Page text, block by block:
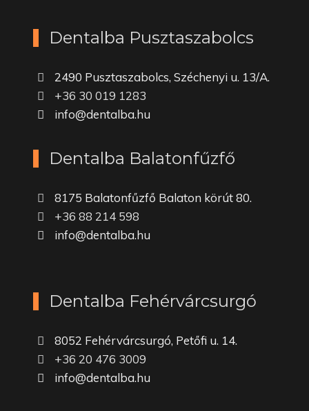
Dentalba Pusztaszabolcs
2490 Pusztaszabolcs, Széchenyi u. 13/A.
+36 30 019 1283
info@dentalba.hu
Dentalba Balatonfűzfő
8175 Balatonfűzfő Balaton körút 80.
+36 88 214 598
info@dentalba.hu
Dentalba Fehérvárcsurgó
8052 Fehérvárcsurgó, Petőfi u. 14.
+36 20 476 3009
info@dentalba.hu